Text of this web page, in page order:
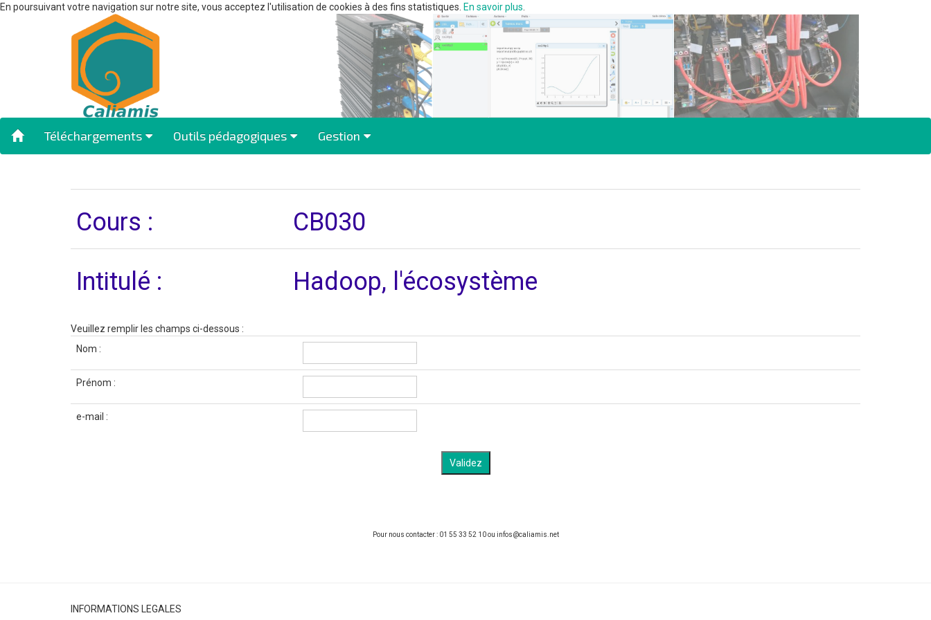
En poursuivant votre navigation sur notre site, vous acceptez l'utilisation de cookies à des fins statistiques. En savoir plus
Téléchargements Outils pédagogiques Gestion
Cours : CB030
Intitulé : Hadoop, l'écosystème
Veuillez remplir les champs ci-dessous :
Nom :
Prénom :
e-mail :
Pour nous contacter : 01 55 33 52 10 ou infos@caliamis.net
INFORMATIONS LEGALES